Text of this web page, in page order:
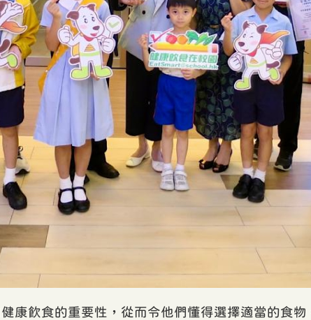
康飲食的重要性，從而令他們懂得選擇適當的食物